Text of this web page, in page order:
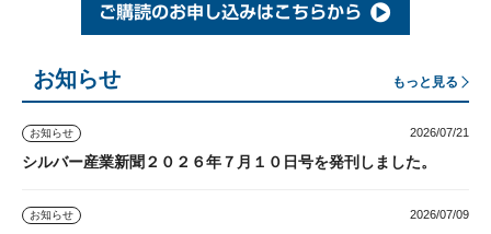
お知らせ もっと見る
お知らせ 2026/07/21
シルバー産業新聞２０２６年７月１０日号を発刊しました。
お知らせ 2026/07/09